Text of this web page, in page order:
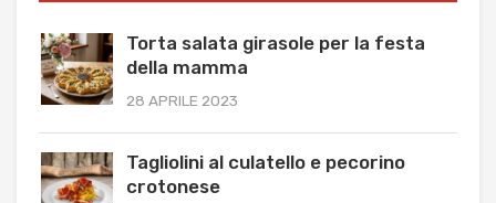
Torta salata girasole per la festa
della mamma
28 APRILE 2023
Tagliolini al culatello e pecorino
crotonese